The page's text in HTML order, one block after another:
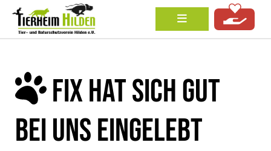
FIX HAT SICH GUT
BEI UNS EINGELEBT